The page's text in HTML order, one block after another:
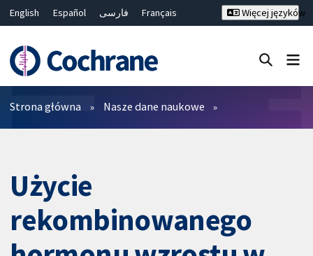
English Español فارسی
Français
Bahasa Malaysia
ไทย
繁體中文
简体中文
Więcej języków
Filtry
Strona główna Nasze dane naukowe
Użycie
rekombinowanego